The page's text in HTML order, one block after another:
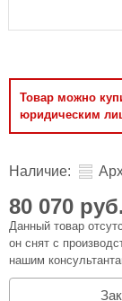
Товар можно
юридическим
Наличие:
80 070 руб.
Данный товар
он снят с
нашим